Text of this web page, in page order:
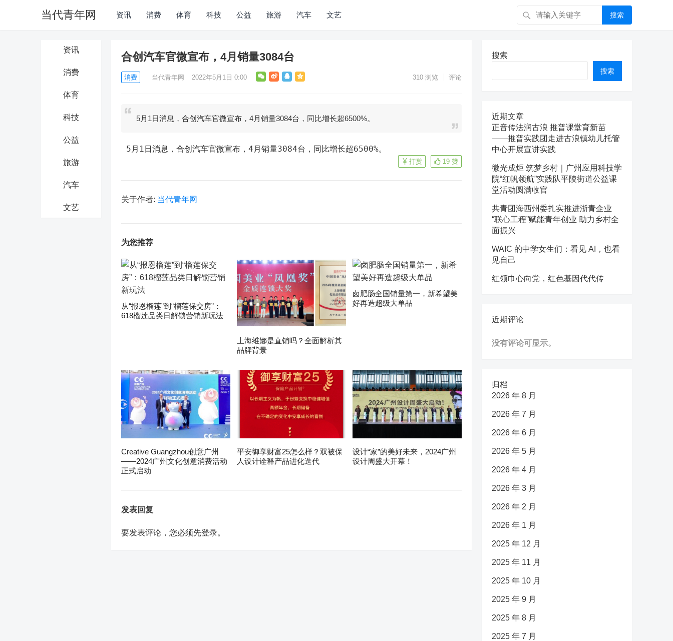
当代青年网 资讯 消费 体育 科技 公益 旅游 汽车 文艺 搜索
资讯
消费
体育
科技
公益
旅游
汽车
文艺
合创汽车官微宣布，4月销量3084台
消费 当代青年网 2022年5月1日 0:00 310 浏览 评论
5月1日消息，合创汽车官微宣布，4月销量3084台，同比增长超6500%。
5月1日消息，合创汽车官微宣布，4月销量3084台，同比增长超6500%。
19 赞
打赏
关于作者: 当代青年网
为您推荐
从“报恩榴莲”到“榴莲保交房”：
618榴莲品类日解锁营销新玩法
上海维娜是直销吗？全面解析其
品牌背景
卤肥肠全国销量第一，新希望美
好再造超级大单品
Creative Guangzhou创意广州
——2024广州文化创意消费活动
正式启动
平安御享财富25怎么样？双被保
人设计诠释产品进化迭代
设计“家”的美好未来，2024广州
设计周盛大开幕！
发表回复
要发表评论，您必须先登录。
搜索
搜索
近期文章
正音传法润古浪 推普课堂育新苗
——推普实践团走进古浪镇幼儿托管
中心开展宣讲实践
微光成炬 筑梦乡村｜广州应用科技学
院“红帆领航”实践队平陵街道公益课
堂活动圆满收官
共青团海西州委扎实推进浙青企业
“联心工程”赋能青年创业 助力乡村全
面振兴
WAIC 的中学女生们：看见 AI，也看
见自己
红领巾心向党，红色基因代代传
近期评论
没有评论可显示。
归档
2026 年 8 月
2026 年 7 月
2026 年 6 月
2026 年 5 月
2026 年 4 月
2026 年 3 月
2026 年 2 月
2026 年 1 月
2025 年 12 月
2025 年 11 月
2025 年 10 月
2025 年 9 月
2025 年 8 月
2025 年 7 月